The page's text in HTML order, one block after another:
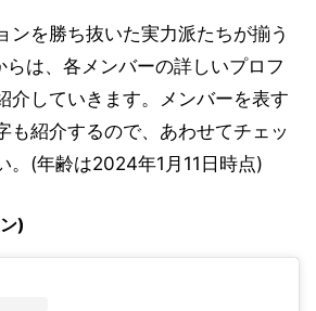
ンを勝ち抜いた実力派たちが揃う
らは、各メンバーの詳しいプロフ
介していきます。メンバーを表す
も紹介するので、あわせてチェッ
。(年齢は2024年1月11日時点)
)